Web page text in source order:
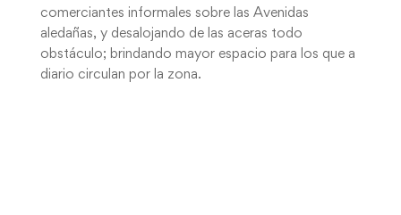
comerciantes informales sobre las Avenidas
aledañas, y desalojando de las aceras todo
obstáculo; brindando mayor espacio para los que a
diario circulan por la zona.